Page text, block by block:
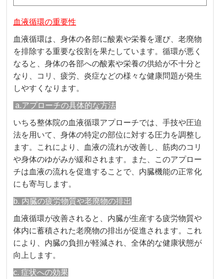
血液循環の重要性
血液循環は、身体の各部に酸素や栄養を運び、老廃物
を排除する重要な役割を果たしています。循環が悪く
なると、身体の各部への酸素や栄養の供給が不十分と
なり、コリ、疲労、炎症などの様々な健康問題が発生
しやすくなります。
a.アプローチの具体的な方法
いちる整体院の血液循環アプローチでは、手技や圧迫
法を用いて、身体の特定の部位に対する圧力を調整し
ます。これにより、血液の流れが改善し、筋肉のコリ
や身体のゆがみが緩和されます。また、このアプロー
チは血液の流れを促進することで、内臓機能の正常化
にも寄与します。
b. 内臓の疲労物質や老廃物の排出
血液循環が改善されると、内臓が生産する疲労物質や
体内に蓄積された老廃物の排出が促進されます。これ
により、内臓の負担が軽減され、全体的な健康状態が
向上します。
c. 症状への効果